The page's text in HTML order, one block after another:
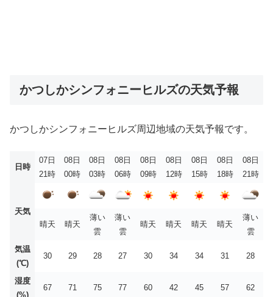
かつしかシンフォニーヒルズの天気予報
かつしかシンフォニーヒルズ周辺地域の天気予報です。
日時
07日
21時
08日
00時
08日
03時
08日
06時
08日
09時
08日
12時
08日
15時
08日
18時
08日
21時
天気
晴天
晴天
薄い
雲
薄い
雲
晴天 晴天 晴天 晴天
薄い
雲
気温
(℃)
30 29 28 27 30 34 34 31 28
湿度
(%)
67 71 75 77 60 42 45 57 62